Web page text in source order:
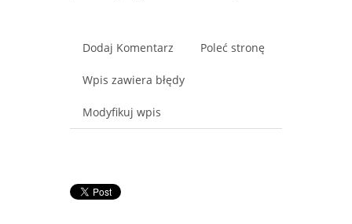
Dodaj Komentarz Poleć stronę
Wpis zawiera błędy
Modyfikuj wpis